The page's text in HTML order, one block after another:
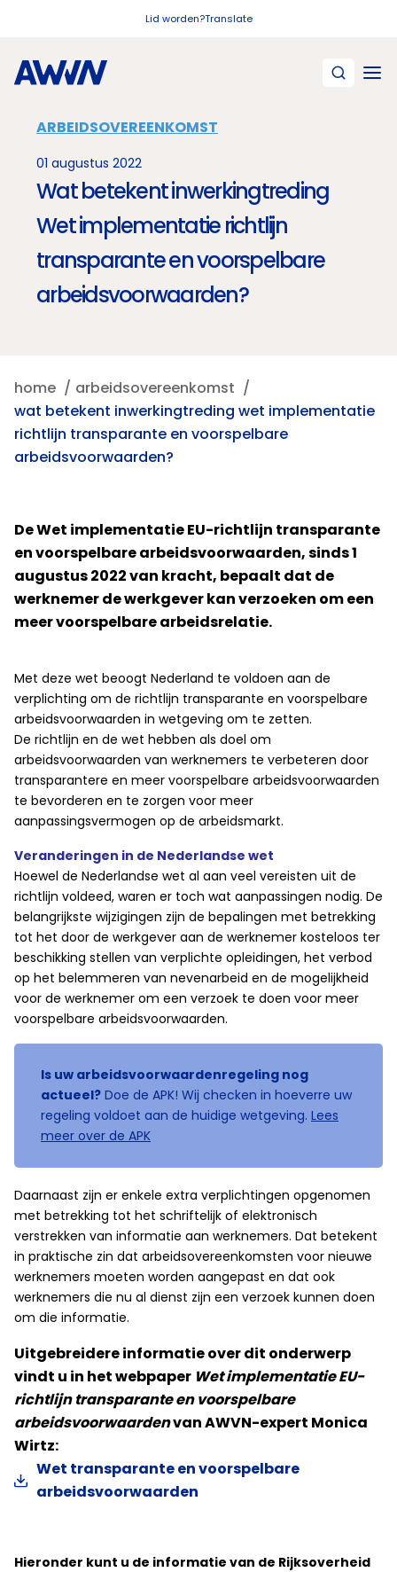
Lid worden?Translate
ARBEIDSOVEREENKOMST
01 augustus 2022
Wat betekent inwerkingtreding
Wet implementatie richtlijn
transparante en voorspelbare
arbeidsvoorwaarden?
home
arbeidsovereenkomst
wat betekent inwerkingtreding wet implementatie
richtlijn transparante en voorspelbare
arbeidsvoorwaarden?
De Wet implementatie EU-richtlijn transparante
en voorspelbare arbeidsvoorwaarden, sinds 1
augustus 2022 van kracht, bepaalt dat de
werknemer de werkgever kan verzoeken om een
meer voorspelbare arbeidsrelatie.
Met deze wet beoogt Nederland te voldoen aan de
verplichting om de richtlijn transparante en voorspelbare
arbeidsvoorwaarden in wetgeving om te zetten.
De richtlijn en de wet hebben als doel om
arbeidsvoorwaarden van werknemers te verbeteren door
transparantere en meer voorspelbare arbeidsvoorwaarden
te bevorderen en te zorgen voor meer
aanpassingsvermogen op de arbeidsmarkt.
Veranderingen in de Nederlandse wet
Hoewel de Nederlandse wet al aan veel vereisten uit de
richtlijn voldeed, waren er toch wat aanpassingen nodig. De
belangrijkste wijzigingen zijn de bepalingen met betrekking
tot het door de werkgever aan de werknemer kosteloos ter
beschikking stellen van verplichte opleidingen, het verbod
op het belemmeren van nevenarbeid en de mogelijkheid
voor de werknemer om een verzoek te doen voor meer
voorspelbare arbeidsvoorwaarden.
Is uw arbeidsvoorwaardenregeling nog
actueel? Doe de APK! Wij checken in hoeverre uw
regeling voldoet aan de huidige wetgeving. Lees
meer over de APK
Daarnaast zijn er enkele extra verplichtingen opgenomen
met betrekking tot het schriftelijk of elektronisch
verstrekken van informatie aan werknemers. Dat betekent
in praktische zin dat arbeidsovereenkomsten voor nieuwe
werknemers moeten worden aangepast en dat ook
werknemers die nu al dienst zijn een verzoek kunnen doen
om die informatie.
Uitgebreidere informatie over dit onderwerp
vindt u in het webpaper Wet implementatie EU-
richtlijn transparante en voorspelbare
arbeidsvoorwaardenvan AWVN-expert Monica
Wirtz:
Wet transparante en voorspelbare
arbeidsvoorwaarden
Hieronder kunt u de informatie van de Rijksoverheid